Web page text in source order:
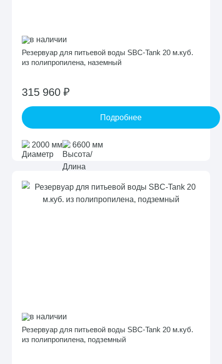
в наличии
Резервуар для питьевой воды SBC-Tank 20 м.куб.
из полипропилена, наземный
315 960 ₽
Подробнее
2000 мм 6600 мм
в наличии
Резервуар для питьевой воды SBC-Tank 20 м.куб.
из полипропилена, подземный